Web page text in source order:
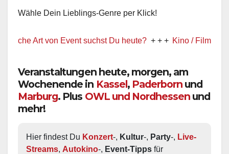
Wähle Dein Lieblings-Genre per Klick!
Art von Event suchst Du heute? + + + Kino / Film + + +
Veranstaltungen heute, morgen, am
Wochenende in Kassel, Paderborn und
Marburg. Plus OWL und Nordhessen und
mehr!
Hier findest Du Konzert-, Kultur-, Party-, Live-
Streams, Autokino-, Event-Tipps